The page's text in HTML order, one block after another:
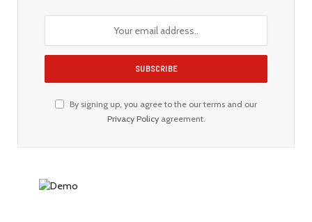
By signing up, you agree to the our terms and our
Privacy Policyagreement.